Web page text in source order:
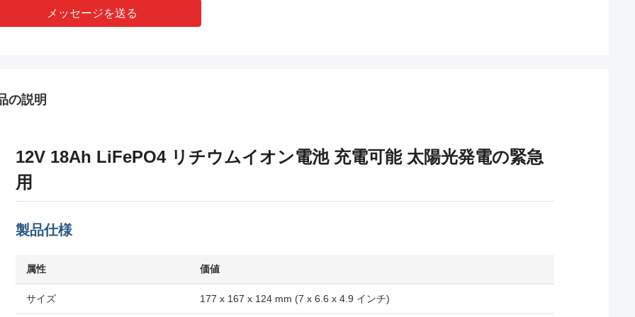
メッセージを送る
の説明
12V 18Ah LiFePO4 リチウムイオン電池 充電可能 太陽光発電の緊急
用
製品仕様
属性 価値
サイズ 177 x 167 x 124 mm (7 x 6.6 x 4.9 インチ)